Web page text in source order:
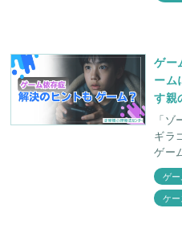
ゲー
ーム
す親
「
ギラ
ゲー
つい
ゲ
ケー